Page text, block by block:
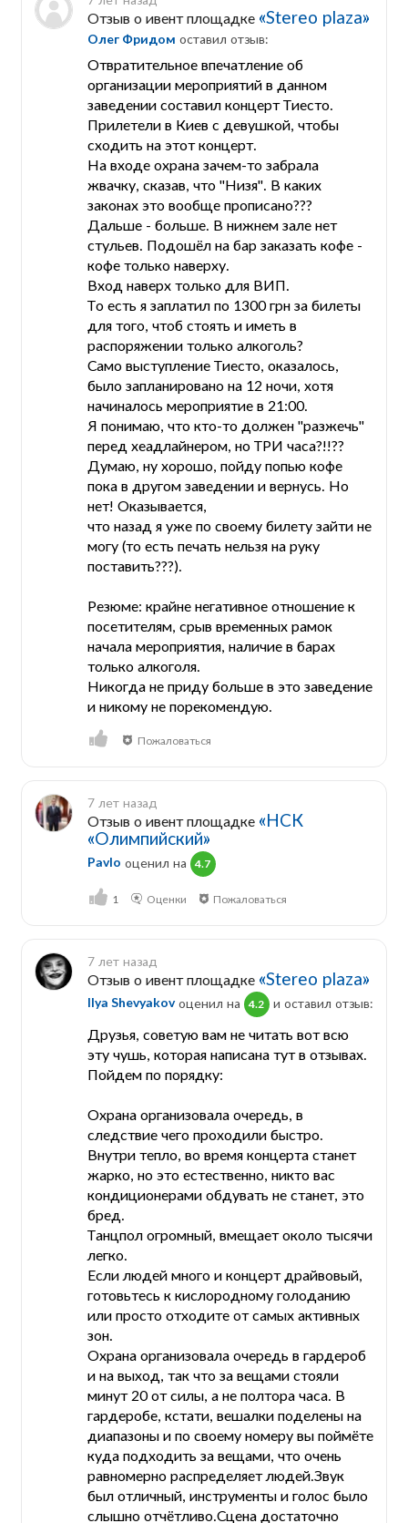
Отзыв о ивент площадке «Stereo plaza»
Олег Фридом оставил отзыв:
Отвратительное впечатление об
организации мероприятий в данном
заведении составил концерт Тиесто.
Прилетели в Киев с девушкой, чтобы
сходить на этот концерт.
На входе охрана зачем-то забрала
жвачку, сказав, что "Низя". В каких
законах это вообще прописано???
Дальше - больше. В нижнем зале нет
стульев. Подошёл на бар заказать кофе -
кофе только наверху.
Вход наверх только для ВИП.
То есть я заплатил по 1300 грн за билеты
для того, чтоб стоять и иметь в
распоряжении только алкоголь?
Само выступление Тиесто, оказалось,
было запланировано на 12 ночи, хотя
начиналось мероприятие в 21:00.
Я понимаю, что кто-то должен "разжечь"
перед хеадлайнером, но ТРИ часа?!!??
Думаю, ну хорошо, пойду попью кофе
пока в другом заведении и вернусь. Но
нет! Оказывается,
что назад я уже по своему билету зайти не
могу (то есть печать нельзя на руку
поставить???).
Резюме: крайне негативное отношение к
посетителям, срыв временных рамок
начала мероприятия, наличие в барах
только алкоголя.
Никогда не приду больше в это заведение
и никому не порекомендую.
Пожаловаться
7 лет назад
Отзыв о ивент площадке «НСК
«Олимпийский»
Pavlo оценил на 4.7
1 Оценки Пожаловаться
7 лет назад
Отзыв о ивент площадке «Stereo plaza»
Ilya Shevyakovоценил на 4.2 и оставил отзыв:
Друзья, советую вам не читать вот всю
эту чушь, которая написана тут в отзывах.
Пойдем по порядку:
Охрана организовала очередь, в
следствие чего проходили быстро.
Внутри тепло, во время концерта станет
жарко, но это естественно, никто вас
кондиционерами обдувать не станет, это
бред.
Танцпол огромный, вмещает около тысячи
легко.
Если людей много и концерт драйвовый,
готовьтесь к кислородному голоданию
или просто отходите от самых активных
зон.
Охрана организовала очередь в гардероб
и на выход, так что за вещами стояли
минут 20 от силы, а не полтора часа. В
гардеробе, кстати, вешалки поделены на
диапазоны и по своему номеру вы поймёте
куда подходить за вещами, что очень
равномерно распределяет людей.Звук
был отличный, инструменты и голос было
слышно отчётливо.Сцена достаточно